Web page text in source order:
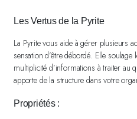
Les Vertus de la Pyrite
La Pyrite vous aide à gérer plusieurs
sensation d’être débordé. Elle
multiplicité d’informations à traiter au
apporte de la structure dans votre
Propriétés :